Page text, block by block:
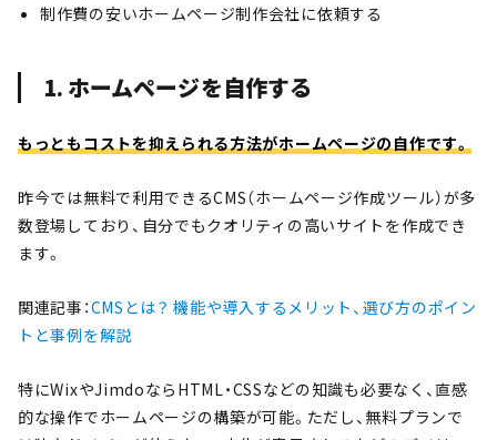
制作費の安いホームページ制作会社に依頼する
1. ホームページを自作する
もっともコストを抑えられる方法がホームページの自作です。
昨今では無料で利用できるCMS（ホームページ作成ツール）が多
数登場しており、自分でもクオリティの高いサイトを作成でき
ます。
関連記事：CMSとは？ 機能や導入するメリット、選び方のポイン
トと事例を解説
特にWixやJimdoならHTML・CSSなどの知識も必要なく、直感
的な操作でホームページの構築が可能。ただし、無料プランで